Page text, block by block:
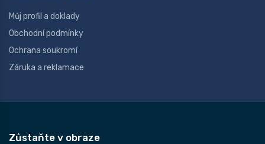
Můj profil a doklady
Obchodní podmínky
Ochrana soukromí
Záruka a reklamace
Zůstaňte v obraze